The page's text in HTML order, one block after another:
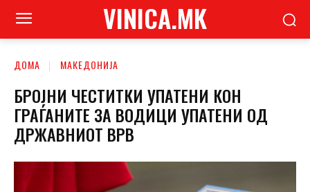
VINICA.MK
ДОМА МАКЕДОНИЈА
БРОЈНИ ЧЕСТИТКИ УПАТЕНИ КОН
ГРАЃАНИТЕ ЗА ВОДИЦИ УПАТЕНИ ОД
ДРЖАВНИОТ ВРВ